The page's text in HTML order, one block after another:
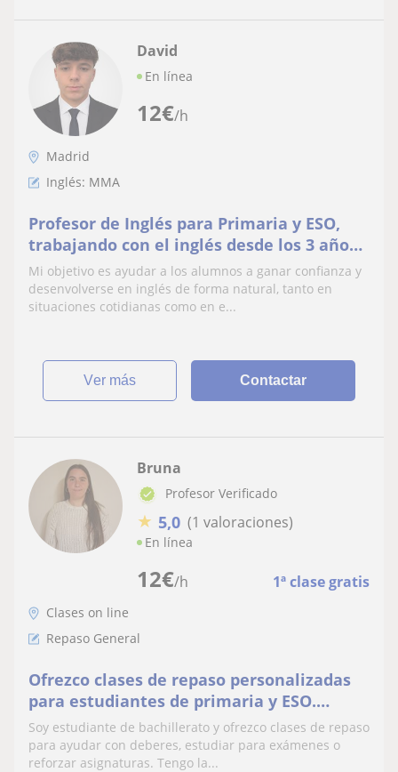
12€/h
David
En línea
Madrid
Inglés: MMA
Profesor de Inglés para Primaria y ESO,
trabajando con el inglés desde los 3 años
y con certificados de Cambridge.
Mi objetivo es ayudar a los alumnos a ganar confianza y
desenvolverse en inglés de forma natural, tanto en
situaciones cotidianas como en e...
ver más Contactar
12€/h 1ª clase gratis
Bruna
Profesor Verificado
★ 5,0 (1 valoraciones)
En línea
Clases on line
Repaso General
Ofrezco clases de repaso personalizadas
para estudiantes de primaria y ESO.
Puedo ayudarte con deberes, preparación
de exámenes
Soy estudiante de bachillerato y ofrezco clases de repaso
para ayudar con deberes, estudiar para exámenes o
reforzar asignaturas. Tengo la...